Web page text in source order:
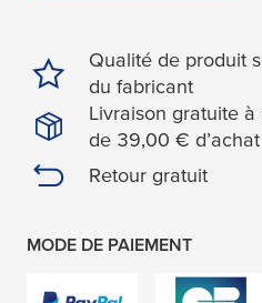
Qualité de produit
du fabricant
Livraison gratuite à
de 39,00 € d’achat
Retour gratuit
MODE DE PAIEMENT